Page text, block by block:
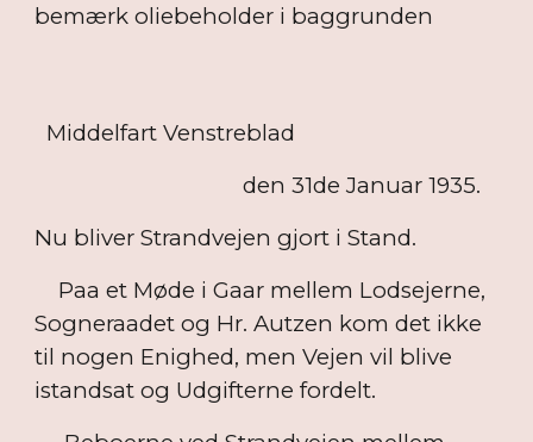
bemærk oliebeholder i baggrunden
Middelfart Venstreblad
den 31de Januar 1935.
Nu bliver Strandvejen gjort i Stand.
Paa et Møde i Gaar mellem Lodsejerne,
Sogneraadet og Hr. Autzen kom det ikke
til nogen Enighed, men Vejen vil blive
istandsat og Udgifterne fordelt.